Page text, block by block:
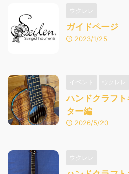
ウクレレ
ガイドページ
2023/1/25
イベント ウクレレ
ハンドクラフ
ター編
2026/5/20
ウクレレ